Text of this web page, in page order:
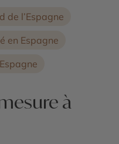
de l’Espagne
en Espagne
à